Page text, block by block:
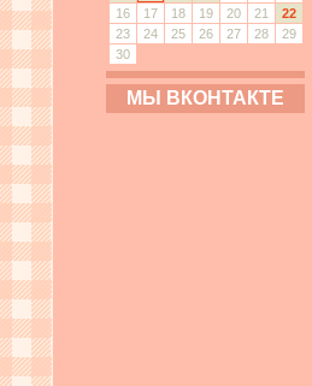
16
17 18 19 20 21
22
23
24 25 26 27 28
29
30
МЫ ВКОНТАКТЕ